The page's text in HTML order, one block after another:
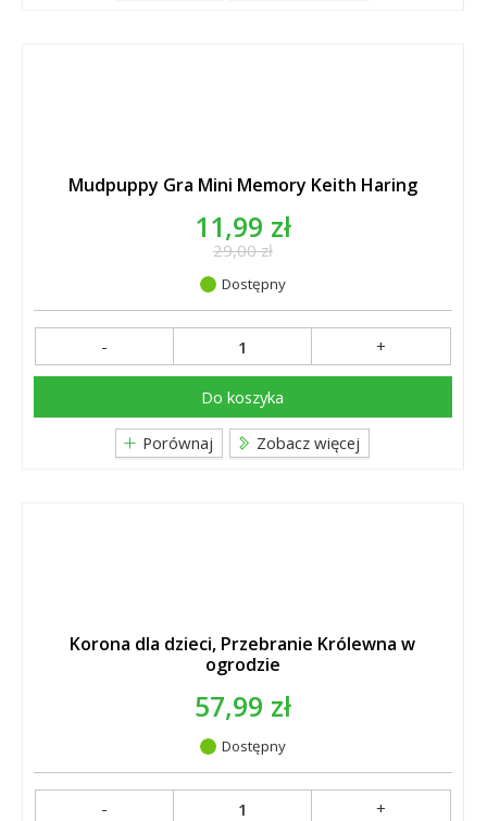
Mudpuppy Gra Mini Memory Keith Haring
11,99 zł
29,00 zł
Dostępny
- +
Do koszyka
Porównaj Zobacz więcej
Korona dla dzieci, Przebranie Królewna w
ogrodzie
57,99 zł
Dostępny
- +